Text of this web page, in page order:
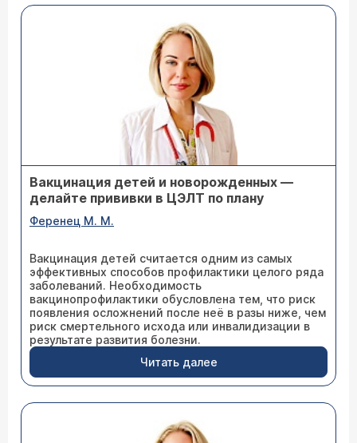
Вакцинация детей и новорожденных —
делайте прививки в ЦЭЛТ по плану
Ференец М. М.
Вакцинация детей считается одним из самых
эффективных способов профилактики целого ряда
заболеваний. Необходимость
вакцинопрофилактики обусловлена тем, что риск
появления осложнений после неё в разы ниже, чем
риск смертельного исхода или инвалидизации в
результате развития болезни.
Читать далее